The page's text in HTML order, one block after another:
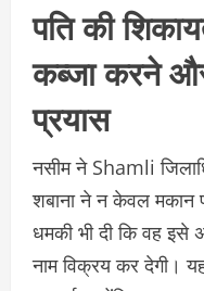
पति की
कब्जा करने
प्रयास
नसीम ने Shamli
शबाना ने न केवल मकान
धमकी भी दी कि वह इसे
नाम विक्रय कर देगी।